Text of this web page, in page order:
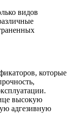
видов
которые
высокую
адгезивную